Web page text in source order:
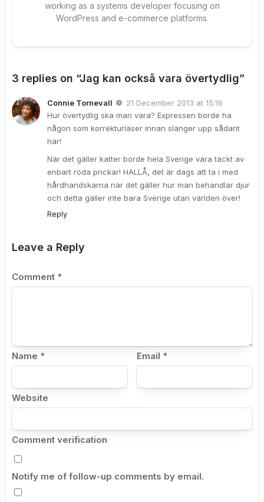
working as a systems developer focusing on
WordPress and e-commerce platforms.
3 replies on “Jag kan också vara övertydlig”
Connie Tornevall
21 December 2013 at 15:16
Hur övertydlig ska man vara? Expressen borde ha
någon som korrekturläser innan slänger upp sådant
här!
När det gäller katter borde hela Sverige vara täckt av
enbart röda prickar! HALLÅ, det är dags att ta i med
hårdhandskarna när det gäller hur man behandlar djur
och detta gäller inte bara Sverige utan världen över!
Reply
Leave a Reply
Comment *
Name * Email *
Website
Comment verification
Notify me of follow-up comments by email.